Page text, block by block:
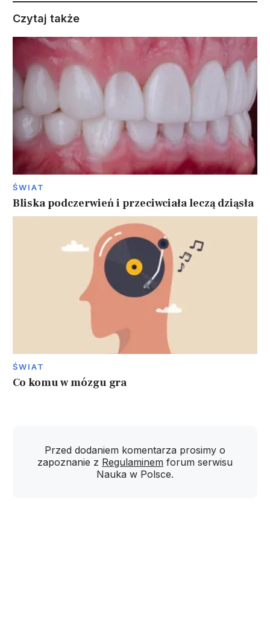
Czytaj także
ŚWIAT
Bliska podczerwień i przeciwciała leczą dziąsła
ŚWIAT
Co komu w mózgu gra
Przed dodaniem komentarza prosimy o
zapoznanie z Regulaminem forum serwisu
Nauka w Polsce.